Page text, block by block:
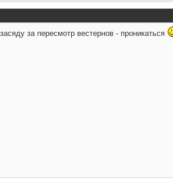
за пересмотр вестернов - проникаться